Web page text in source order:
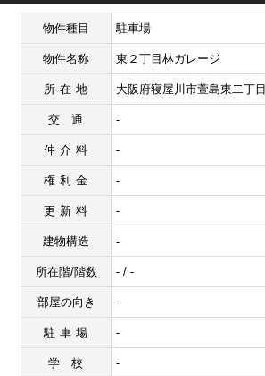
物件種目 駐車場
物件名称 東２丁目林ガレージ
所在地 大阪府寝屋川市萱島東二丁目
交通 -
仲介料 -
権利金 -
更新料 -
建物構造 -
所在階/階数 - / -
部屋の向き -
駐車場 -
学校 -